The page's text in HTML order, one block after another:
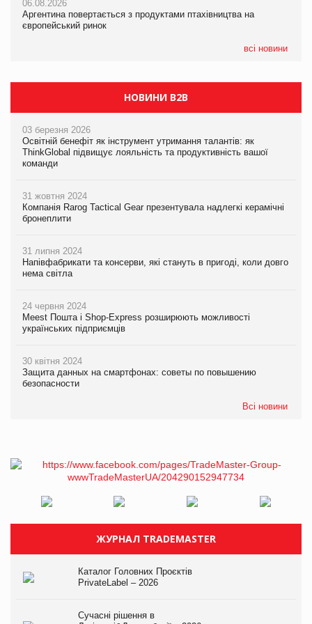
06.08.2026
Аргентина повертається з продуктами птахівництва на
європейський ринок
всі новини
Смачне поповнення дитячого меню: у VARUS з’явилися
новинки від ТМ ТОКЕРИ
06.08.2026
Аргентина повертається з продуктами птахівництва на
європейський ринок
НОВИНИ B2B
03 березня 2026
Освітній бенефіт як інструмент утримання талантів: як
ThinkGlobal підвищує лояльність та продуктивність вашої
команди
31 жовтня 2024
Компанія Rarog Tactical Gear презентувала надлегкі керамічні
бронеплити
31 липня 2024
Напівфабрикати та консерви, які стануть в пригоді, коли довго
нема світла
24 червня 2024
Meest Пошта і Shop-Express розширюють можливості
українських підприємців
30 квітня 2024
Защита данных на смартфонах: советы по повышению
безопасности
Всі новини
ЖУРНАЛ TRADEMASTER
Каталог Головних Проєктів
PrivateLabel – 2026
Сучасні рішення в